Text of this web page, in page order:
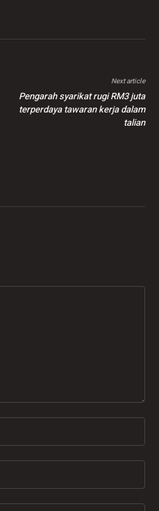
Next article
Pengarah syarikat rugi RM3 juta
terperdaya tawaran kerja dalam
talian